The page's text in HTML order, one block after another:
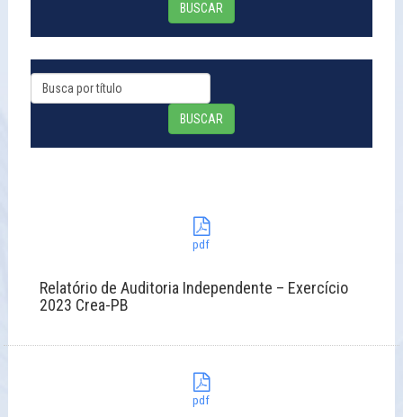
BUSCAR
BUSCAR
pdf
Relatório de Auditoria Independente – Exercício
2023 Crea-PB
pdf